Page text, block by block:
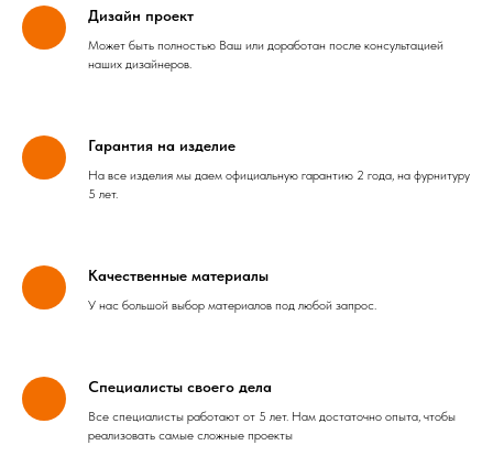
Дизайн проект
Может быть полностью Ваш или доработан после консультацией
наших дизайнеров.
Гарантия на изделие
На все изделия мы даем официальную гарантию 2 года, на фурнитуру
5 лет.
Качественные материалы
У нас большой выбор материалов под любой запрос.
Специалисты своего дела
Все специалисты работают от 5 лет. Нам достаточно опыта, чтобы
реализовать самые сложные проекты